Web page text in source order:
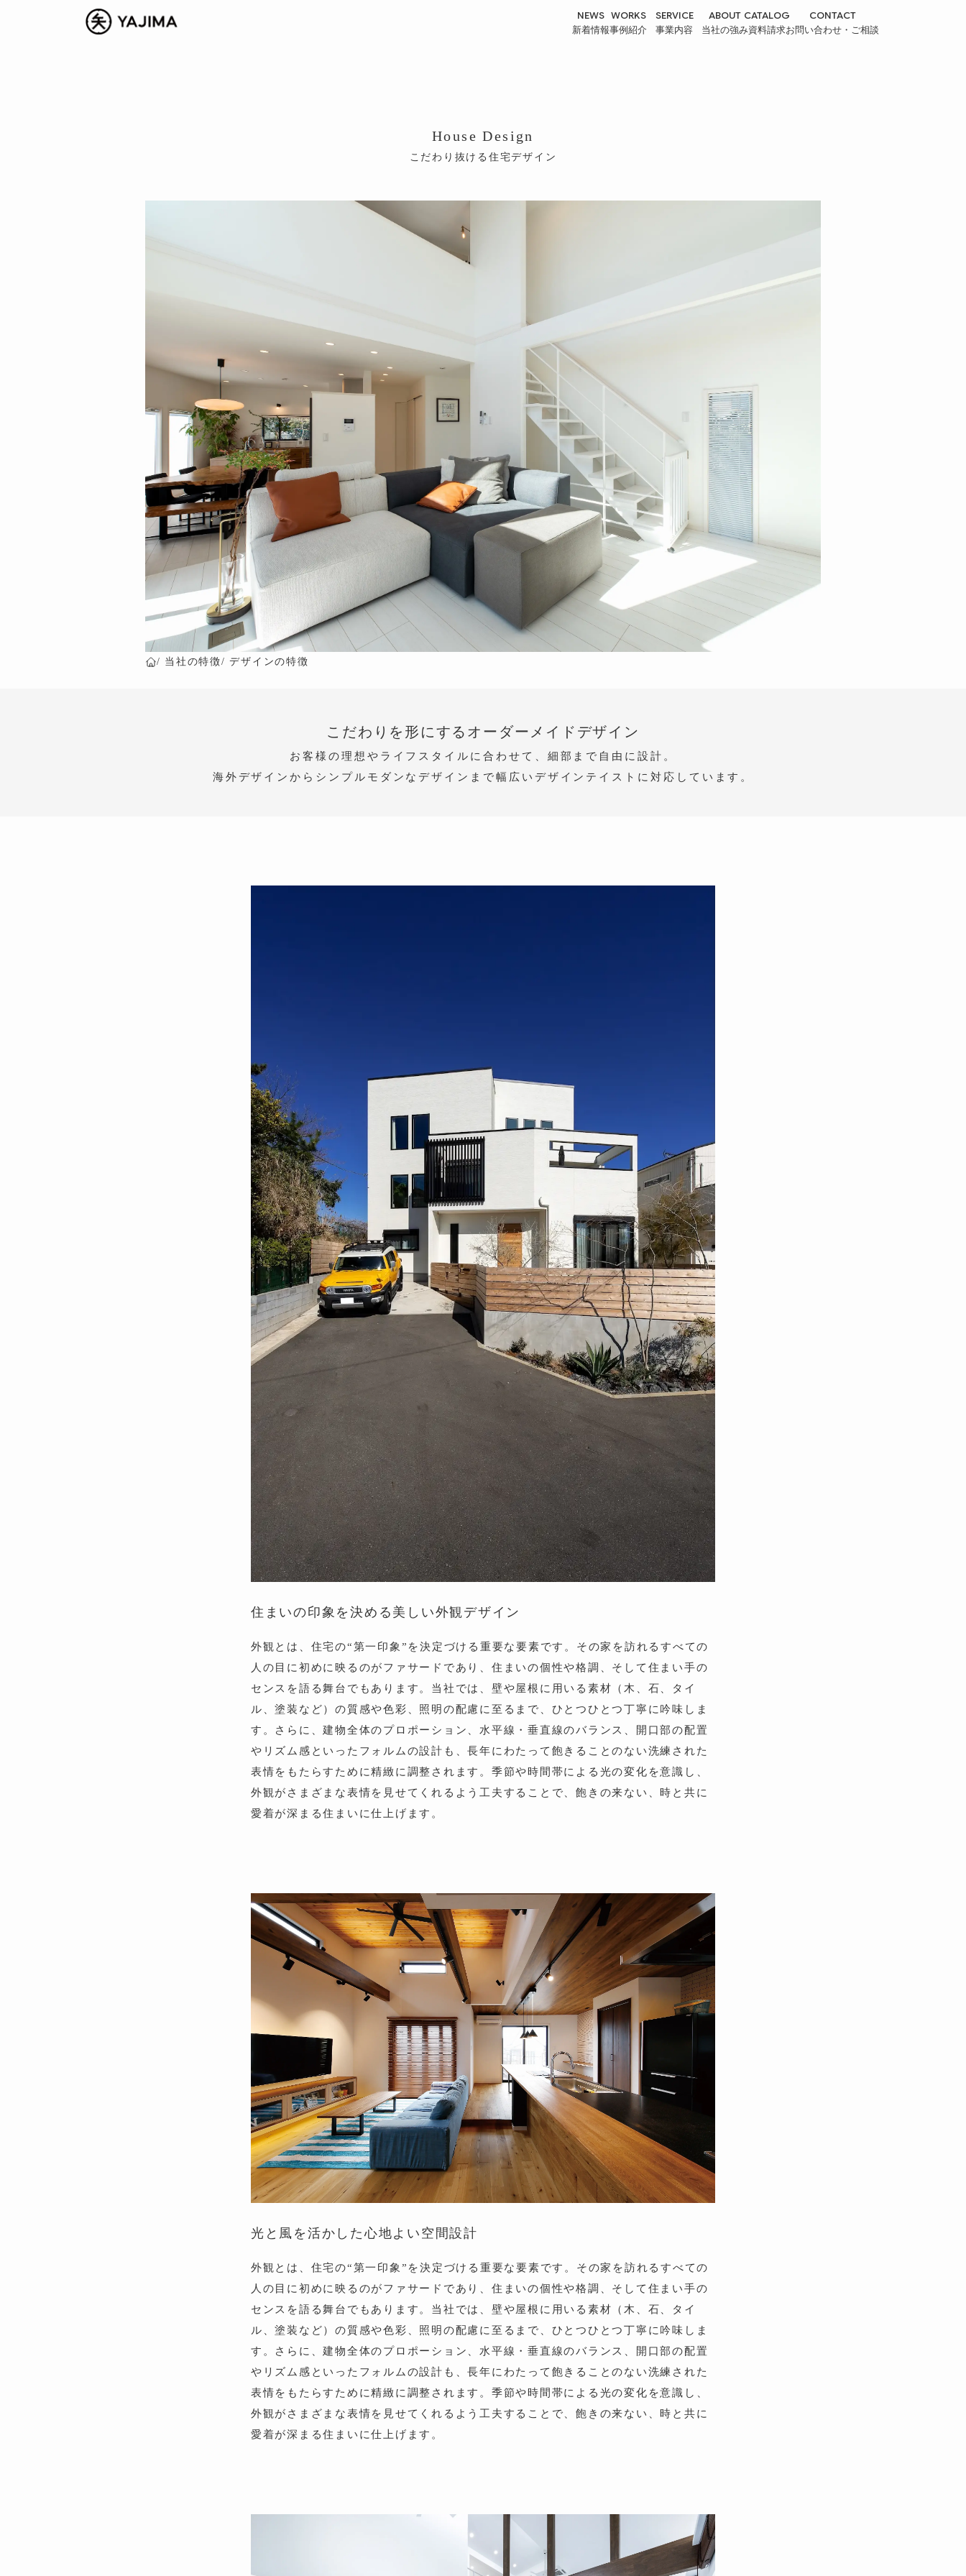
NEWS
新着情報
WORKS
事例紹介
SERVICE
事業内容
ABOUT
当社の強み
CATALOG
資料請求
CONTACT
お問い合わせ・ご相談
事業内容
House Design
こだわり抜ける住宅デザイン
当社の特徴 デザインの特徴
こだわりを形にする オーダーメイドデザイン
お客様の理想やライフスタイルに合わせて、細部まで自由に設計。
海外デザインからシンプルモダンなデザインまで幅広いデザインテイストに対応しています。
住まいの印象を決める 美しい外観デザイン
外観とは、住宅の“第一印象”を決定づける重要な要素です。その家を訪れるすべての
人の目に初めに映るのがファサードであり、住まいの個性や格調、そして住まい手の
センスを語る舞台でもあります。当社では、壁や屋根に用いる素材（木、石、タイ
ル、塗装など）の質感や色彩、照明の配慮に至るまで、ひとつひとつ丁寧に吟味しま
す。さらに、建物全体のプロポーション、水平線・垂直線のバランス、開口部の配置
やリズム感といったフォルムの設計も、長年にわたって飽きることのない洗練された
表情をもたらすために精緻に調整されます。季節や時間帯による光の変化を意識し、
外観がさまざまな表情を見せてくれるよう工夫することで、飽きの来ない、時と共に
愛着が深まる住まいに仕上げます。
光と風を活かした心地よい空間設計
外観とは、住宅の“第一印象”を決定づける重要な要素です。その家を訪れるすべての
人の目に初めに映るのがファサードであり、住まいの個性や格調、そして住まい手の
センスを語る舞台でもあります。当社では、壁や屋根に用いる素材（木、石、タイ
ル、塗装など）の質感や色彩、照明の配慮に至るまで、ひとつひとつ丁寧に吟味しま
す。さらに、建物全体のプロポーション、水平線・垂直線のバランス、開口部の配置
やリズム感といったフォルムの設計も、長年にわたって飽きることのない洗練された
表情をもたらすために精緻に調整されます。季節や時間帯による光の変化を意識し、
外観がさまざまな表情を見せてくれるよう工夫することで、飽きの来ない、時と共に
愛着が深まる住まいに仕上げます。